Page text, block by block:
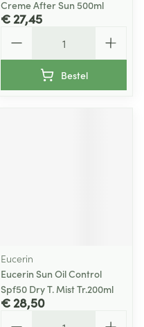
Creme After Sun 500ml
€ 27,45
Bestel
Eucerin
Eucerin Sun Oil Control
Spf50 Dry T. Mist Tr.200ml
€ 28,50